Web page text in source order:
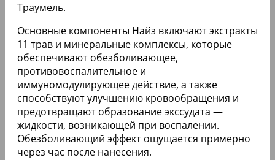
Траумель.
Основные компоненты Найз включают экстракты
11 трав и минеральные комплексы, которые
обеспечивают обезболивающее,
противовоспалительное и
иммуномодулирующее действие, а также
способствуют улучшению кровообращения и
предотвращают образование экссудата —
жидкости, возникающей при воспалении.
Обезболивающий эффект ощущается примерно
через час после нанесения.